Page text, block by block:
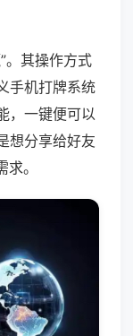
。其操作方式
手机打牌系统
，一键便可以
想分享给好友
。